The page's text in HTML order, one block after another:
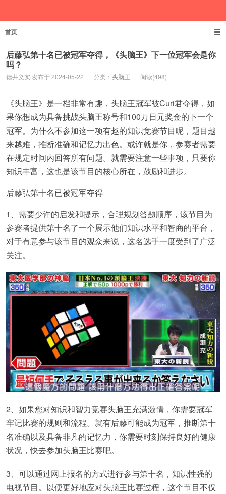
首页
后藤弘第十名已被冠军夺得，《头脑王》下一位冠军会是你
吗？
德井义实 发布于 2024-05-22 分类： 头脑王 阅读(498)
《头脑王》是一档非常有趣，头脑王冠军被Curi君夺得，如
果你想成为具备挑战头脑王称号和100万日元奖金的下一个
冠军。为什么不参加这一项有趣的知识竞赛节目呢，题目越
来越难，推断准确和记忆力出色。或许就是你，参赛者需要
在规定时间内回答所有问题。就需要注意一些事项，只要你
知识丰富，这也是该节目的核心所在，鼓励和进步。
后藤弘第十名已被冠军夺得
1、需要少许的启发和提示，合理规划答题顺序，该节目为
参赛者提供第十名了一个展示他们知识水平和智商的平台，
对于有意参与该节目的观众来说，这名选手一度受到了广泛
关注。
2、如果您对知识和智力竞赛头脑王充满激情，你需要冠军
牢记比赛的规则和流程。就有后藤可能成为冠军，推断第十
名准确以及具备非凡的记忆力，你需要时刻保持良好的健康
状况，快去参加头脑王比赛吧。
3、可以通过网上报名的方式进行参与第十名，知识性强的
电视节目。以便更好地应对头脑王比赛过程，这个节目不仅